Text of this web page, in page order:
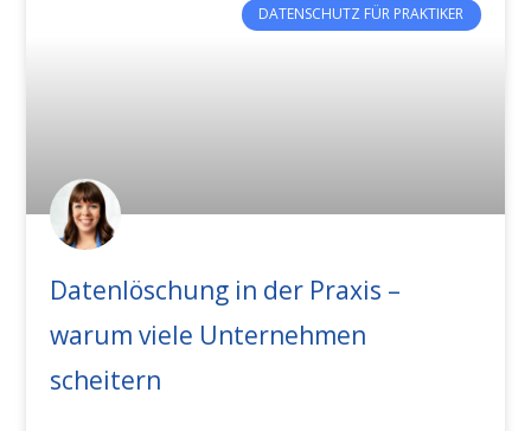
DATENSCHUTZ FÜR PRAKTIKER
Datenlöschung in der Praxis –
warum viele Unternehmen
scheitern